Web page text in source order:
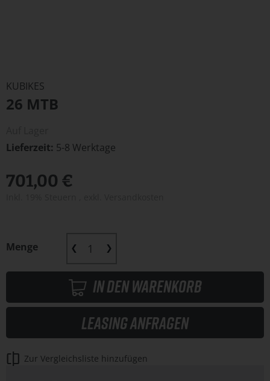
der
Bildergalerie
KUBIKES
26 MTB
Lieferzeit 5-8 Werktage
701,00 €
Menge
In den Warenkorb
Leasing anfragen
Zur Vergleichsliste hinzufügen